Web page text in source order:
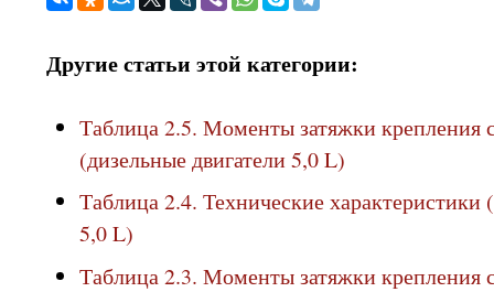
Другие статьи этой категории:
Таблица 2.5. Моменты затяжки крепления
(дизельные двигатели 5,0 L)
Таблица 2.4. Технические характеристики
5,0 L)
Таблица 2.3. Моменты затяжки крепления